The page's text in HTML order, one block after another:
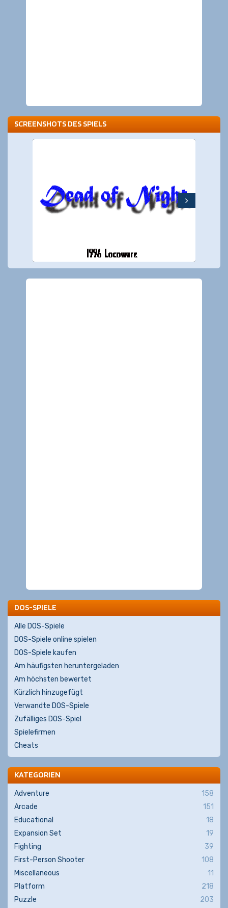
SCREENSHOTS DES SPIELS
DOS-SPIELE
Alle DOS-Spiele
DOS-Spiele online spielen
DOS-Spiele kaufen
Am häufigsten heruntergeladen
Am höchsten bewertet
Kürzlich hinzugefügt
Verwandte DOS-Spiele
Zufälliges DOS-Spiel
Spielefirmen
Cheats
KATEGORIEN
Adventure
158
Arcade
151
Educational
18
Expansion Set
19
Fighting
39
First-Person Shooter
108
Miscellaneous
11
Platform
218
Puzzle
203